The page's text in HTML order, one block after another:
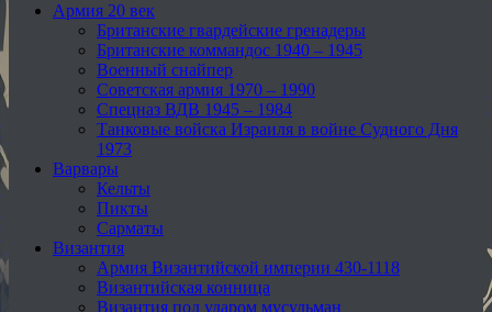
Армия 20 век
Британские гвардейские гренадеры
Британские коммандос 1940 – 1945
Военный снайпер
Советская армия 1970 – 1990
Спецназ ВДВ 1945 – 1984
Танковые войска Израиля в войне Судного Дня
1973
Варвары
Кельты
Пикты
Сарматы
Византия
Армия Византийской империи 430-1118
Византийская конница
Византия под ударом мусульман